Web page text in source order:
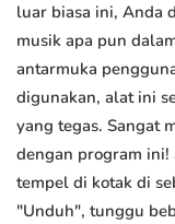
luar biasa ini, Anda
musik apa pun
antarmuka
digunakan, alat ini
yang tegas. Sangat
dengan program
tempel di kotak di
"Unduh", tunggu